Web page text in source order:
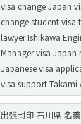
visa change Japan
change student
lawyer Ishikawa
Manager visa Japan
Japanese visa
visa support Takami
出張封印 石川県 名